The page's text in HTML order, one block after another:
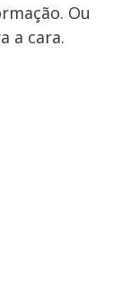
Ou
a cara.